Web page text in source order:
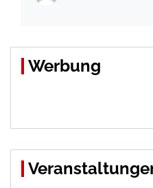
Werbung